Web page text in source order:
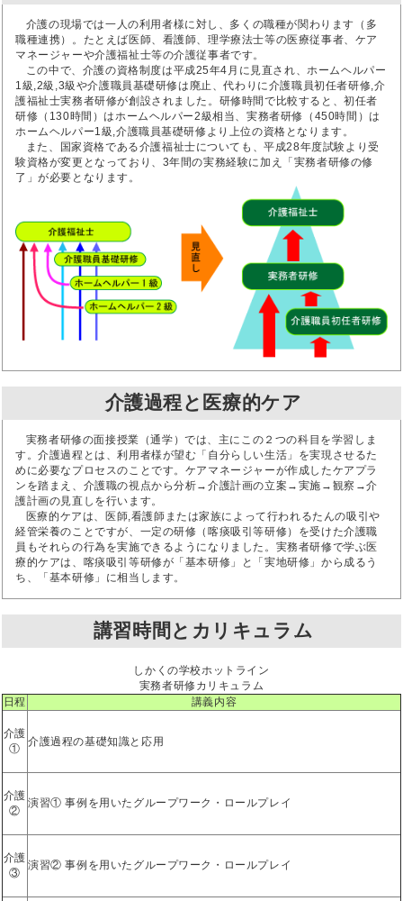
介護の現場では一人の利用者様に対し、多くの職種が関わります（多
職種連携）。たとえば医師、看護師、理学療法士等の医療従事者、ケア
マネージャーや介護福祉士等の介護従事者です。
この中で、介護の資格制度は平成25年4月に見直され、ホームヘルパー
1級,2級,3級や介護職員基礎研修は廃止、代わりに介護職員初任者研修,介
護福祉士実務者研修が創設されました。研修時間で比較すると、初任者
研修（130時間）はホームヘルパー2級相当、実務者研修（450時間）は
ホームヘルパー1級,介護職員基礎研修より上位の資格となります。
また、国家資格である介護福祉士についても、平成28年度試験より受
験資格が変更となっており、3年間の実務経験に加え「実務者研修の修
了」が必要となります。
介護過程と医療的ケア
実務者研修の面接授業（通学）では、主にこの２つの科目を学習しま
す。介護過程とは、利用者様が望む「自分らしい生活」を実現させるた
めに必要なプロセスのことです。ケアマネージャーが作成したケアプラ
ンを踏まえ、介護職の視点から分析→介護計画の立案→実施→観察→介
護計画の見直しを行います。
医療的ケアは、医師,看護師または家族によって行われるたんの吸引や
経管栄養のことですが、一定の研修（喀痰吸引等研修）を受けた介護職
員もそれらの行為を実施できるようになりました。実務者研修で学ぶ医
療的ケアは、喀痰吸引等研修が「基本研修」と「実地研修」から成るう
ち、「基本研修」に相当します。
講習時間とカリキュラム
しかくの学校ホットライン
実務者研修カリキュラム
日程
講義内容
介護
①
介護過程の基礎知識と応用
介護
②
演習① 事例を用いたグループワーク・ロールプレイ
介護
③
演習② 事例を用いたグループワーク・ロールプレイ